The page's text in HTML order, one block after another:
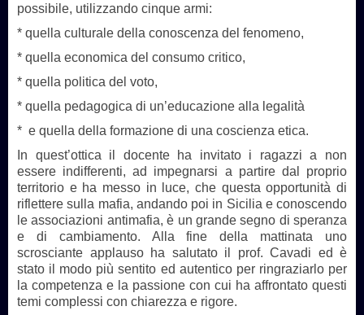
possibile, utilizzando cinque armi:
* quella culturale della conoscenza del fenomeno,
* quella economica del consumo critico,
* quella politica del voto,
* quella pedagogica di un’educazione alla legalità
* e quella della formazione di una coscienza etica.
In quest’ottica il docente ha invitato i ragazzi a non
essere indifferenti, ad impegnarsi a partire dal proprio
territorio e ha messo in luce, che questa opportunità di
riflettere sulla mafia, andando poi in Sicilia e conoscendo
le associazioni antimafia, è un grande segno di speranza
e di cambiamento. Alla fine della mattinata uno
scrosciante applauso ha salutato il prof. Cavadi ed è
stato il modo più sentito ed autentico per ringraziarlo per
la competenza e la passione con cui ha affrontato questi
temi complessi con chiarezza e rigore.